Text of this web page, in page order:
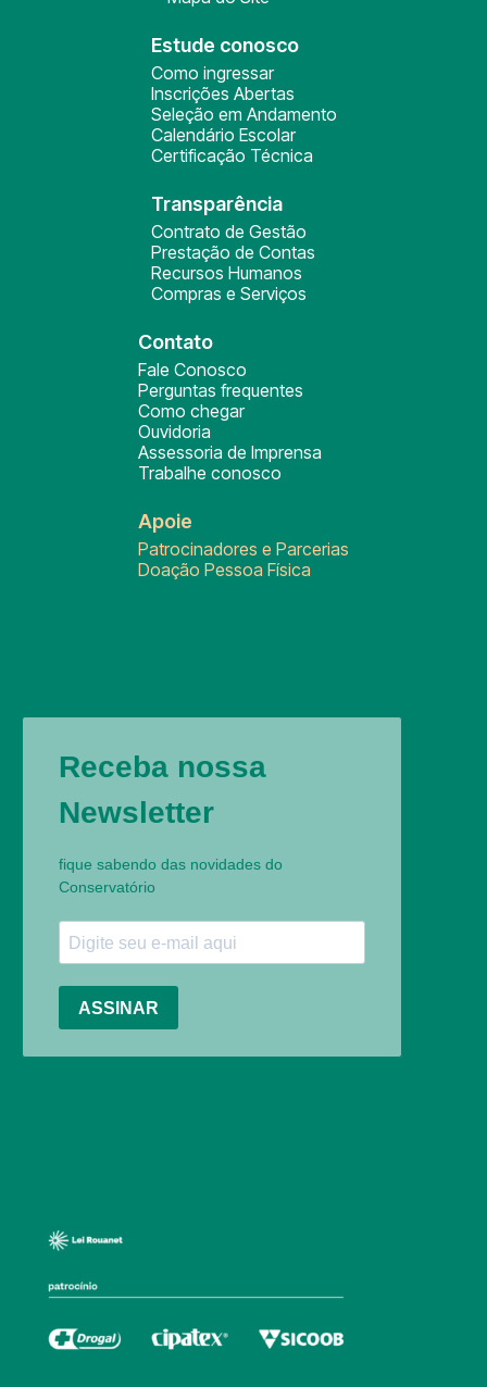
Estude conosco
Como ingressar
Inscrições Abertas
Seleção em Andamento
Calendário Escolar
Certificação Técnica
Transparência
Contrato de Gestão
Prestação de Contas
Recursos Humanos
Compras e Serviços
Contato
Fale Conosco
Perguntas frequentes
Como chegar
Ouvidoria
Assessoria de Imprensa
Trabalhe conosco
Apoie
Patrocinadores e Parcerias
Doação Pessoa Física